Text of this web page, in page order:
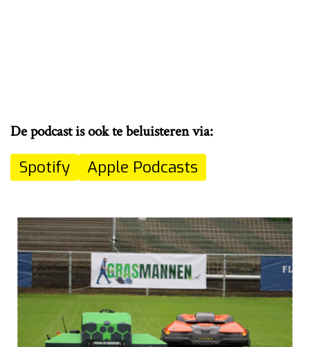
De podcast is ook te beluisteren via:
Spotify Apple Podcasts